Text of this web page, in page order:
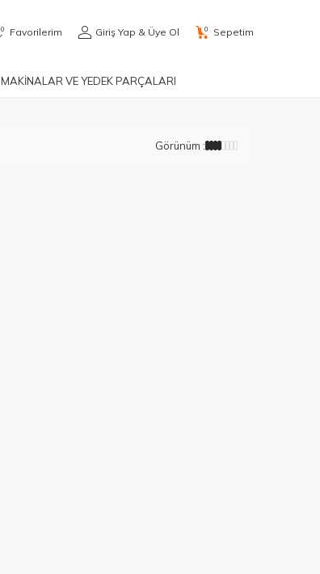
0 Favorilerim Giriş Yap & Üye Ol 0 Sepetim
MAKİNALAR VE YEDEK PARÇALARI
Görünüm :